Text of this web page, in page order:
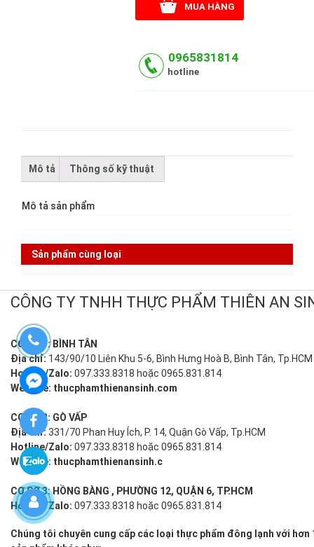
MUA HÀNG
0965831814
hotline
Mô tả Thông số kỹ thuật
Mô tả sản phẩm
Sản phẩm cùng loại
CÔNG TY TNHH THỰC PHẨM THIÊN AN
CƠ SỞ 1: BÌNH TÂN
Địa chỉ: 143/90/10 Liên Khu 5-6, Bình Hưng Hoà B, Bình Tân, Tp.HCM
Hotline/Zalo: 097.333.8318 hoặc 0965.831.814
Website: thucphamthienansinh.com
CƠ SỞ 2: GÒ VẤP
Địa chỉ:331/70 Phan Huy Ích, P. 14, Quận Gò Vấp, Tp.HCM
Hotline/Zalo: 097.333.8318 hoặc 0965.831.814
Website: thucphamthienansinh.c
CƠ SƠ 3: HỒNG BÀNG , PHƯỜNG 12, QUẬN 6, TP.HCM
Hotline/Zalo: 097.333.8318 hoặc 0965.831.814
Chúng tôi chuyên cung cấp các loại thực phẩm đông lạnh với hơn